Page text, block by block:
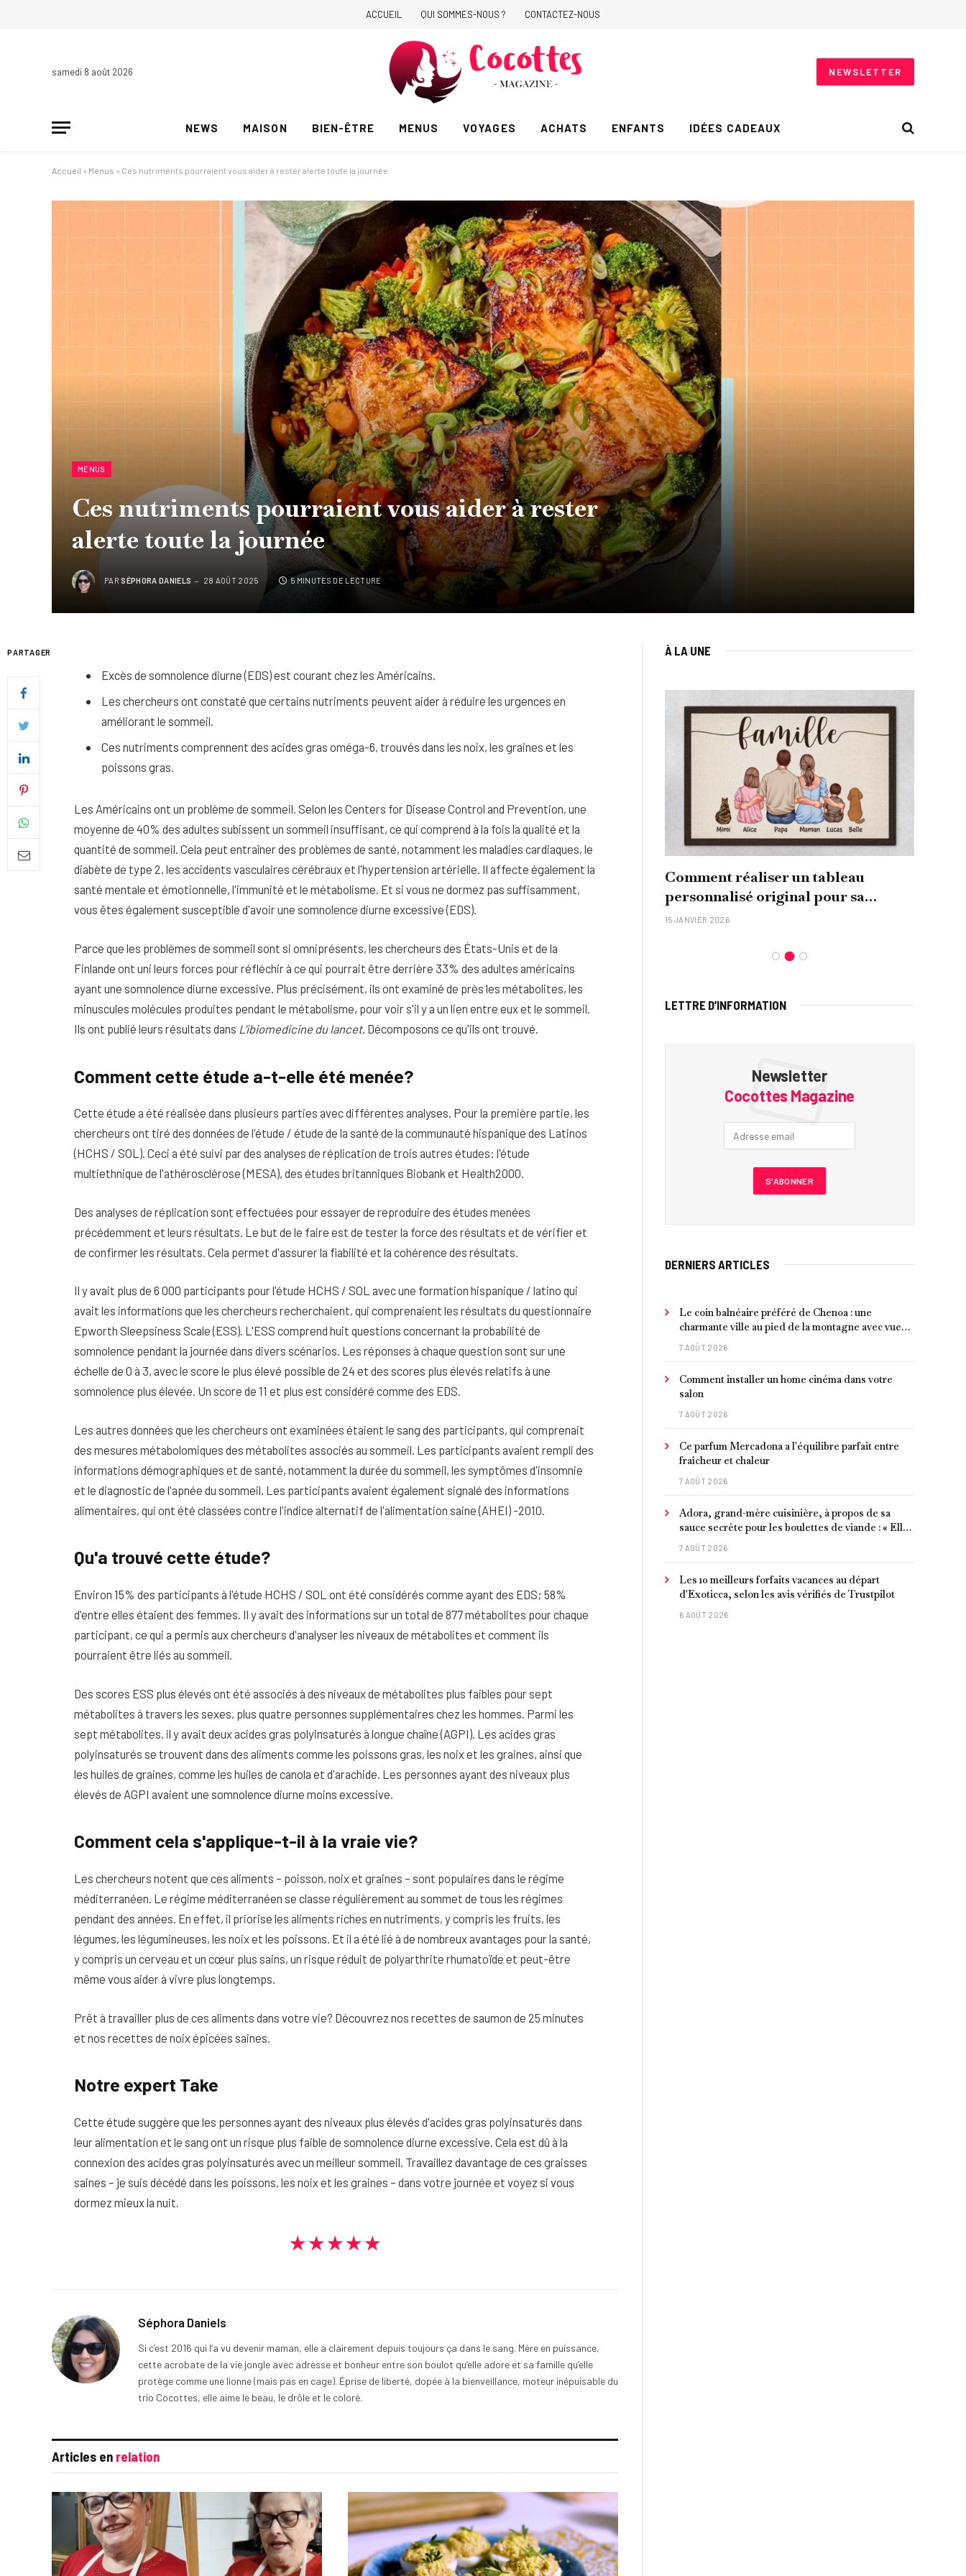
ACCUEIL QUI SOMMES-NOUS ? CONTACTEZ-NOUS
samedi 8 août 2026 NEWSLETTER
NEWS MAISON BIEN-ÊTRE MENUS VOYAGES ACHATS ENFANTS IDÉES CADEAUX
Accueil » Menus » Ces nutriments pourraient vous aider à rester alerte toute la journée
MENUS
Ces nutriments pourraient vous aider à rester
alerte toute la journée
PAR SÉPHORA DANIELS 28 AOÛT 2025 5 MINUTES DE LECTURE
PARTAGER
Excès de somnolence diurne (EDS) est courant chez les Américains.
Les chercheurs ont constaté que certains nutriments peuvent aider à réduire les urgences en
améliorant le sommeil.
Ces nutriments comprennent des acides gras oméga-6, trouvés dans les noix, les graines et les
poissons gras.
Les Américains ont un problème de sommeil. Selon les Centers for Disease Control and Prevention, une
moyenne de 40% des adultes subissent un sommeil insuffisant, ce qui comprend à la fois la qualité et la
quantité de sommeil. Cela peut entraîner des problèmes de santé, notamment les maladies cardiaques, le
diabète de type 2, les accidents vasculaires cérébraux et l'hypertension artérielle. Il affecte également la
santé mentale et émotionnelle, l'immunité et le métabolisme. Et si vous ne dormez pas suffisamment,
vous êtes également susceptible d'avoir une somnolence diurne excessive (EDS).
Parce que les problèmes de sommeil sont si omniprésents, les chercheurs des États-Unis et de la
Finlande ont uni leurs forces pour réfléchir à ce qui pourrait être derrière 33% des adultes américains
ayant une somnolence diurne excessive. Plus précisément, ils ont examiné de près les métabolites, les
minuscules molécules produites pendant le métabolisme, pour voir s'il y a un lien entre eux et le sommeil.
Ils ont publié leurs résultats dans L'ibiomedicine du lancet. Décomposons ce qu'ils ont trouvé.
Comment cette étude a-t-elle été menée?
Cette étude a été réalisée dans plusieurs parties avec différentes analyses. Pour la première partie, les
chercheurs ont tiré des données de l'étude / étude de la santé de la communauté hispanique des Latinos
(HCHS / SOL). Ceci a été suivi par des analyses de réplication de trois autres études: l'étude
multiethnique de l'athérosclérose (MESA), des études britanniques Biobank et Health2000.
Des analyses de réplication sont effectuées pour essayer de reproduire des études menées
précédemment et leurs résultats. Le but de le faire est de tester la force des résultats et de vérifier et
de confirmer les résultats. Cela permet d'assurer la fiabilité et la cohérence des résultats.
Il y avait plus de 6 000 participants pour l'étude HCHS / SOL avec une formation hispanique / latino qui
avait les informations que les chercheurs recherchaient, qui comprenaient les résultats du questionnaire
Epworth Sleepsiness Scale (ESS). L'ESS comprend huit questions concernant la probabilité de
somnolence pendant la journée dans divers scénarios. Les réponses à chaque question sont sur une
échelle de 0 à 3, avec le score le plus élevé possible de 24 et des scores plus élevés relatifs à une
somnolence plus élevée. Un score de 11 et plus est considéré comme des EDS.
Les autres données que les chercheurs ont examinées étaient le sang des participants, qui comprenait
des mesures métabolomiques des métabolites associés au sommeil. Les participants avaient rempli des
informations démographiques et de santé, notamment la durée du sommeil, les symptômes d'insomnie
et le diagnostic de l'apnée du sommeil. Les participants avaient également signalé des informations
alimentaires, qui ont été classées contre l'indice alternatif de l'alimentation saine (AHEI) -2010.
Qu'a trouvé cette étude?
Environ 15% des participants à l'étude HCHS / SOL ont été considérés comme ayant des EDS; 58%
d'entre elles étaient des femmes. Il y avait des informations sur un total de 877 métabolites pour chaque
participant, ce qui a permis aux chercheurs d'analyser les niveaux de métabolites et comment ils
pourraient être liés au sommeil.
Des scores ESS plus élevés ont été associés à des niveaux de métabolites plus faibles pour sept
métabolites à travers les sexes, plus quatre personnes supplémentaires chez les hommes. Parmi les
sept métabolites, il y avait deux acides gras polyinsaturés à longue chaîne (AGPI). Les acides gras
polyinsaturés se trouvent dans des aliments comme les poissons gras, les noix et les graines, ainsi que
les huiles de graines, comme les huiles de canola et d'arachide. Les personnes ayant des niveaux plus
élevés de AGPI avaient une somnolence diurne moins excessive.
Comment cela s'applique-t-il à la vraie vie?
Les chercheurs notent que ces aliments – poisson, noix et graines – sont populaires dans le régime
méditerranéen. Le régime méditerranéen se classe régulièrement au sommet de tous les régimes
pendant des années. En effet, il priorise les aliments riches en nutriments, y compris les fruits, les
légumes, les légumineuses, les noix et les poissons. Et il a été lié à de nombreux avantages pour la santé,
y compris un cerveau et un cœur plus sains, un risque réduit de polyarthrite rhumatoïde et peut-être
même vous aider à vivre plus longtemps.
Prêt à travailler plus de ces aliments dans votre vie? Découvrez nos recettes de saumon de 25 minutes
et nos recettes de noix épicées saines.
Notre expert Take
Cette étude suggère que les personnes ayant des niveaux plus élevés d'acides gras polyinsaturés dans
leur alimentation et le sang ont un risque plus faible de somnolence diurne excessive. Cela est dû à la
connexion des acides gras polyinsaturés avec un meilleur sommeil. Travaillez davantage de ces graisses
saines – je suis décédé dans les poissons, les noix et les graines – dans votre journée et voyez si vous
dormez mieux la nuit.
★★★★★
Séphora Daniels
Si c’est 2016 qui l’a vu devenir maman, elle a clairement depuis toujours ça dans le sang. Mère en puissance,
cette acrobate de la vie jongle avec adresse et bonheur entre son boulot qu’elle adore et sa famille qu’elle
protège comme une lionne (mais pas en cage). Éprise de liberté, dopée à la bienveillance, moteur inépuisable du
trio Cocottes, elle aime le beau, le drôle et le coloré.
Articles en relation
À LA UNE
Quel soin adopter pour une peau
uniforme et lumineuse
Peau sèche et sensible : quels soins
utiliser pour ne pas l’irriter ?
Comment réaliser un tableau
personnalisé original pour sa
famille ?
15 JANVIER 2026
LETTRE D’INFORMATION
Newsletter
Cocottes Magazine
DERNIERS ARTICLES
Le coin balnéaire préféré de Chenoa : une
charmante ville au pied de la montagne avec vue
sur la Méditerranée, bon poisson et criques
7 AOÛT 2026
Comment installer un home cinéma dans votre
salon
7 AOÛT 2026
Ce parfum Mercadona a l'équilibre parfait entre
fraîcheur et chaleur
7 AOÛT 2026
Adora, grand-mère cuisinière, à propos de sa
sauce secrète pour les boulettes de viande : « Elle
contient un peu de curcuma, du poivre, une
7 AOÛT 2026
Les 10 meilleurs forfaits vacances au départ
d'Exoticca, selon les avis vérifiés de Trustpilot
6 AOÛT 2026